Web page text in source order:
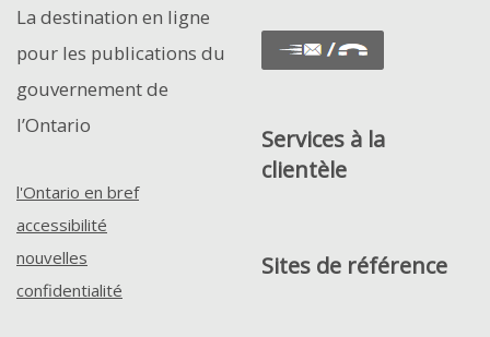
de
la
en
page
La destination en ligne
pour les publications du
gouvernement de
l’Ontario
l'Ontario en bref
accessibilité
nouvelles
confidentialité
Services à la
clientèle
Sites de référence